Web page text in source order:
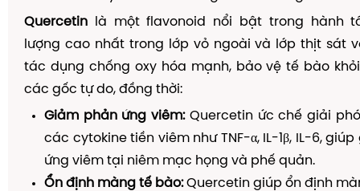
Quercetin là một flavonoid nổi bật trong hành
lượng cao nhất trong lớp vỏ ngoài và lớp thịt sát
tác dụng chống oxy hóa mạnh, bảo vệ tế bào
các gốc tự do, đồng thời:
Giảm phản ứng viêm:Quercetin ức chế giải
các cytokine tiền viêm như TNF-α, IL-1β, IL-6,
ứng viêm tại niêm mạc họng và phế quản.
Ổn định màng tế bào:Quercetin giúp ổn định